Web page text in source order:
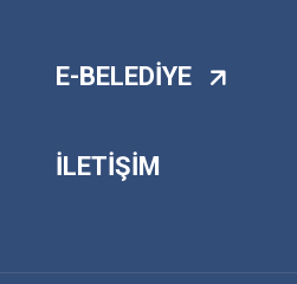
E-BELEDİYE
İLETİŞİM